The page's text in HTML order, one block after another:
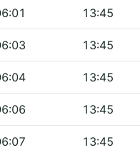
13:45
13:45
13:45
13:45
13:45